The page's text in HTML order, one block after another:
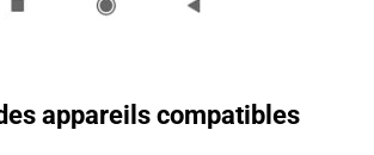
appareils compatibles